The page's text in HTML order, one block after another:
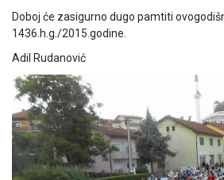
Doboj će zasigurno dugo pamtiti
1436.h.g./2015.godine.
Adil Rudanović